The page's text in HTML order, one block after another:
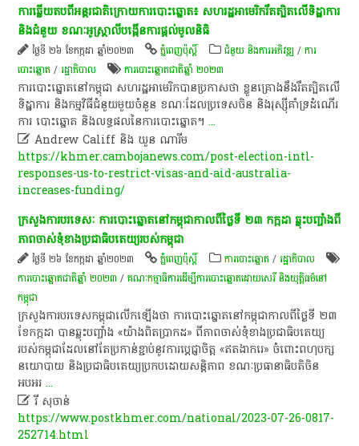
ការឆ្លើយតបពីអន្តរជាតិក្រោយការបោះឆ្នោត៖ សហរដ្ឋអាមេរិករឹតត្បិតលើទិដ្ឋាការ
និងជំនួយ ខណៈអូស្ត្រាលីបង្កើនការផ្តល់មូលនិធិ
ថ្ងៃទី ២៦ ខែកក្កដា ឆ្នាំ២០២៣ ភ្នំពេញប៉ុស្តិ៍ ជំនួយ និងការអភិវឌ្ឍ /ការ
បោះឆ្នោត /រដ្ឋាភិបាល ការបោះឆ្នោតជាតិឆ្នាំ ២០២៣
ការបោះឆ្នោតនៅកម្ពុជា សហរដ្ឋអាមេរិកបានប្រកាសថា ខ្លួនគ្រោងនឹងរឹត​ត្បិត​លើ​
ទិដ្ឋាការ និងកម្មវិធី​ជំនួយមួយចំនួន​ ខណៈដែលប្រទេសចិន និងរុស្ស៊ីគាំទ្រដំណើរ
ការ បោះឆ្នោត និងលទ្ធផលនៃការ​បោះឆ្នោត​។...
 Andrew Califf និង ឃួន ណារីម
https://khmer.cambojanews.com/post-election-intl-
responses-us-to-restrict-visas-and-aid-australia-
increases-funding/
​ក្រសួងការបរទេសៈ ការបោះឆ្នោត​នៅ​កម្ពុជា​កាលពី​ថ្ងៃទី​ ២៣ កក្កដា ឆ្លុះបញ្ចាំង​ពី​
ភាពចាស់ទុំ​ខាង​ប្រជាធិបតេយ្យ​របស់​កម្ពុជា​
ថ្ងៃទី ២៦ ខែកក្កដា ឆ្នាំ២០២៣ ភ្នំពេញប៉ុស្តិ៍ ការបោះឆ្នោត /រដ្ឋាភិបាល
ការបោះឆ្នោតជាតិឆ្នាំ ២០២៣ /គណៈកម្មាធិការដើម្បីការបោះឆ្នោតដោយសេរី និងយុត្តិធម៌នៅ
កម្ពុជា
ក្រសួងការបរទេស​ក​ម្ពុ​ជា​លើកឡើងថា ការបោះឆ្នោត​នៅ​កម្ពុជា​កាលពី​ថ្ងៃទី​ ២៣
ខែកក្កដា បាន​ឆ្លុះ​​បញ្ចាំង ​«​យ៉ាងពិត​ប្រាកដ​» ពី​ភាពចាស់ទុំ​ខាង​ប្រជាធិបតេយ្យ​
របស់​កម្ពុជា​ដែល​នៅតែ​ប្រកាន់ខ្ជាប់​នូវ​ការប្តេជ្ញាចិត្ត «​ឥត​​ងាករេ​»​ ចំពោះ​ពហុបក្ស​
នយោបាយ និង​ប្រជាធិបតេយ្យ​ប្រកបដោយ​សន្តិ​ភាព ខណៈ​ប្រ​ធានា​ធិ​ប​តិ​ចិន​
អបអរ...
រី សុចាន់
https://www.postkhmer.com/national/2023-07-26-0817-
252714.html